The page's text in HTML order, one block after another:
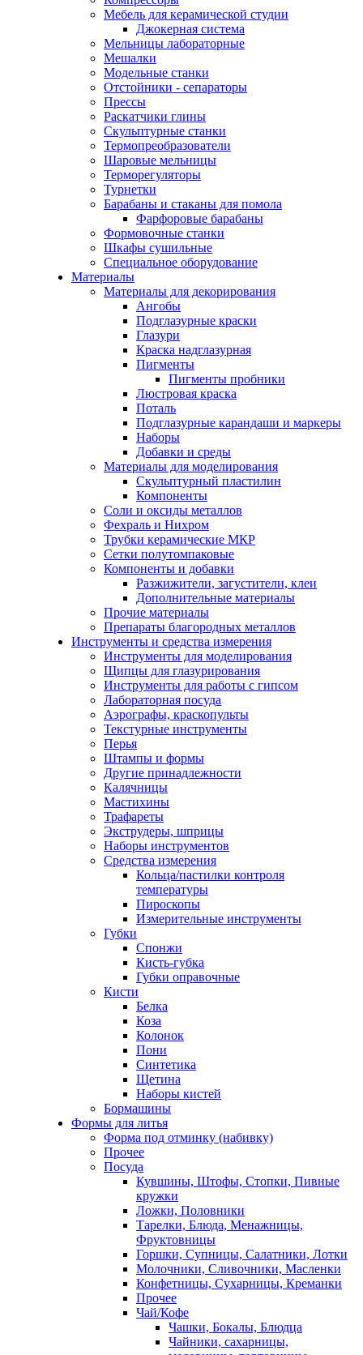
Мебель для керамической студии
Джокерная система
Мельницы лабораторные
Мешалки
Модельные станки
Отстойники - сепараторы
Прессы
Раскатчики глины
Скульптурные станки
Термопреобразователи
Шаровые мельницы
Терморегуляторы
Турнетки
Барабаны и стаканы для помола
Фарфоровые барабаны
Формовочные станки
Шкафы сушильные
Специальное оборудование
Материалы
Материалы для декорирования
Ангобы
Подглазурные краски
Глазури
Краска надглазурная
Пигменты
Пигменты пробники
Люстровая краска
Поталь
Подглазурные карандаши и маркеры
Наборы
Добавки и среды
Материалы для моделирования
Скульптурный пластилин
Компоненты
Соли и оксиды металлов
Фехраль и Нихром
Трубки керамические МКР
Сетки полутомпаковые
Компоненты и добавки
Разжижители, загустители, клеи
Дополнительные материалы
Прочие материалы
Препараты благородных металлов
Инструменты и средства измерения
Инструменты для моделирования
Щипцы для глазурирования
Инструменты для работы с гипсом
Лабораторная посуда
Аэрографы, краскопульты
Текстурные инструменты
Перья
Штампы и формы
Другие принадлежности
Калячницы
Мастихины
Трафареты
Экструдеры, шприцы
Наборы инструментов
Средства измерения
Кольца/пастилки контроля
температуры
Пироскопы
Измерительные инструменты
Губки
Спонжи
Кисть-губка
Губки оправочные
Кисти
Белка
Коза
Колонок
Пони
Синтетика
Щетина
Наборы кистей
Бормашины
Формы для литья
Форма под отминку (набивку)
Прочее
Посуда
Кувшины, Штофы, Стопки, Пивные
кружки
Ложки, Половники
Тарелки, Блюда, Менажницы,
Фруктовницы
Горшки, Супницы, Салатники, Лотки
Молочники, Сливочники, Масленки
Конфетницы, Сухарницы, Креманки
Прочее
Чай/Кофе
Чашки, Бокалы, Блюдца
Чайники, сахарницы,